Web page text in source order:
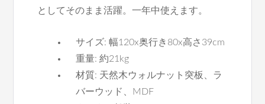
としてそのまま活躍。一年中使えます。
サイズ: 幅120x奥行き80x高さ39cm
重量: 約21kg
材質: 天然木ウォルナット突板、ラ
バーウッド、MDF